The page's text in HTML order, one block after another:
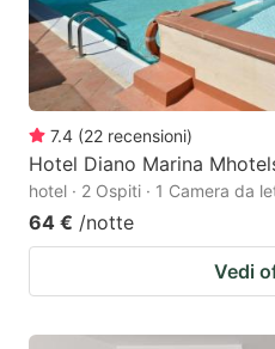
7.4 (22 recensioni)
Hotel Diano Marina
hotel · 2 Ospiti · 1 Camera da
64 € /notte
Vedi